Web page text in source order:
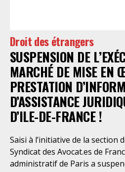
Droit des étrangers
SUSPENSION DE
MARCHÉ DE MISE EN
PRESTATION
D’ASSISTANCE JURIDIQUE
D’ILE-DE-FRANCE !
Saisi à l’initiative de la section
Syndicat des Avocat.es de
administratif de Paris a